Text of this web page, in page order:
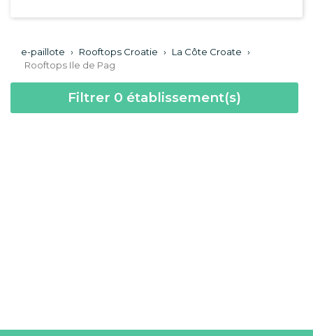
e-paillote › Rooftops Croatie › La Côte Croate ›
Rooftops Ile de Pag
Filtrer 0 établissement(s)